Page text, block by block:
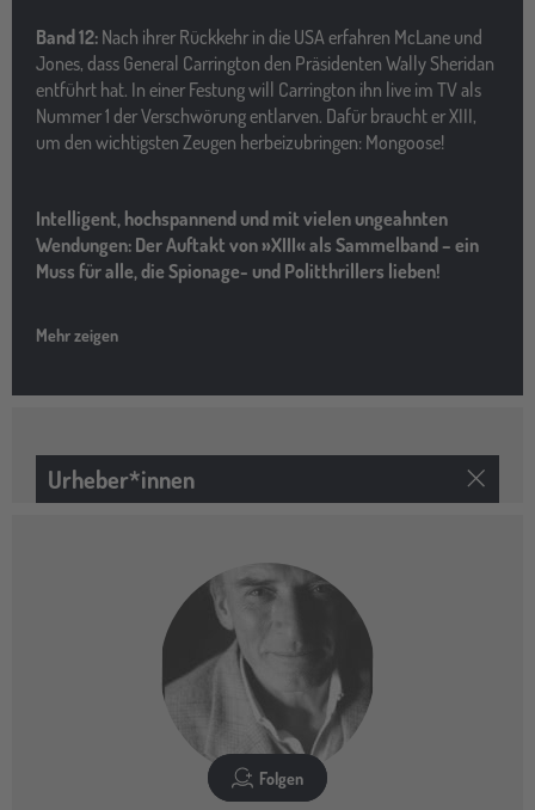
Band 12: Nach ihrer Rückkehr in die USA erfahren McLane und
Jones, dass General Carrington den Präsidenten Wally Sheridan
entführt hat. In einer Festung will Carrington ihn live im TV als
Nummer 1 der Verschwörung entlarven. Dafür braucht er XIII,
um den wichtigsten Zeugen herbeizubringen: Mongoose!
Intelligent, hochspannend und mit vielen ungeahnten
Wendungen: Der Auftakt von »XIII« als Sammelband – ein
Muss für alle, die Spionage- und Politthrillers lieben!
Mehr zeigen
Urheber*innen
Folgen